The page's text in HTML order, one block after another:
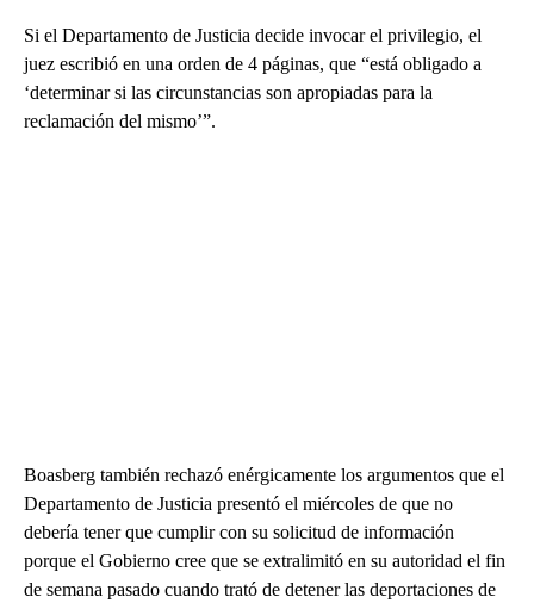
Si el Departamento de Justicia decide invocar el privilegio, el
juez escribió en una orden de 4 páginas, que “está obligado a
‘determinar si las circunstancias son apropiadas para la
reclamación del mismo’”.
Boasberg también rechazó enérgicamente los argumentos que el
Departamento de Justicia presentó el miércoles de que no
debería tener que cumplir con su solicitud de información
porque el Gobierno cree que se extralimitó en su autoridad el fin
de semana pasado cuando trató de detener las deportaciones de